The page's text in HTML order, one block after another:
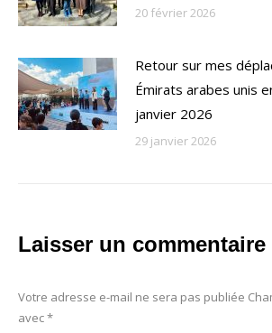
20 février 2026
Retour sur mes
Émirats arabes unis
janvier 2026
29 janvier 2026
Laisser un commentaire
Votre adresse e-mail ne sera pas publiée
avec*